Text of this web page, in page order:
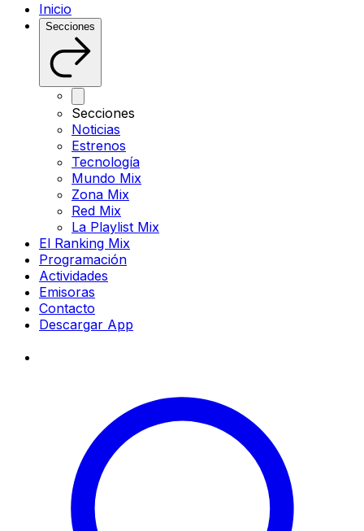
Inicio
Secciones
Secciones
Noticias
Estrenos
Tecnología
Mundo Mix
Zona Mix
Red Mix
La Playlist Mix
El Ranking Mix
Programación
Actividades
Emisoras
Contacto
Descargar App